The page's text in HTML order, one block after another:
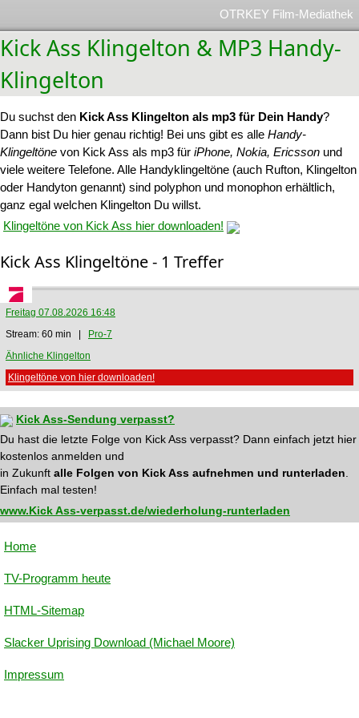
OTRKEY Film-Mediathek
Kick Ass Klingelton & MP3 Handy-
Klingelton
Du suchst den Kick Ass Klingelton als mp3 für Dein Handy?
Dann bist Du hier genau richtig! Bei uns gibt es alle Handy-
Klingeltöne von Kick Ass als mp3 für iPhone, Nokia, Ericsson und
viele weitere Telefone. Alle Handyklingeltöne (auch Rufton, Klingelton
oder Handyton genannt) sind polyphon und monophon erhältlich,
ganz egal welchen Klingelton Du willst.
Klingeltöne von Kick Ass hier downloaden!
Kick Ass Klingeltöne - 1 Treffer
Freitag 07.08.2026 16:48
Stream: 60 min |
Pro-7
Ähnliche Klingelton
Klingeltöne von hier downloaden!
Kick Ass-Sendung verpasst?
Du hast die letzte Folge von Kick Ass verpasst? Dann einfach jetzt hier
kostenlos anmelden und
in Zukunft alle Folgen von Kick Ass aufnehmen und runterladen
Einfach mal testen!
www.Kick Ass-verpasst.de/wiederholung-runterladen
Home
TV-Programm heute
HTML-Sitemap
Slacker Uprising Download (Michael Moore)
Impressum